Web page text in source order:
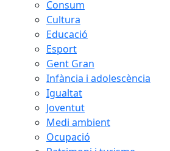
Consum
Cultura
Educació
Esport
Gent Gran
Infància i adolescència
Igualtat
Joventut
Medi ambient
Ocupació